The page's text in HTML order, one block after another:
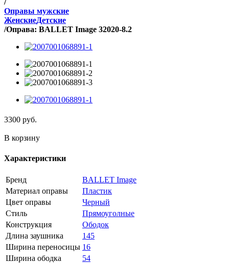
/
Оправы мужские
ЖенскиеДетские
/Оправа: BALLET Image 32020-8.2
3300 руб.
В корзину
Характеристики
Бренд
BALLET Image
Материал оправы
Пластик
Цвет оправы
Черный
Стиль
Прямоуголные
Конструкция
Ободок
Длина заушника
145
Ширина переносицы 16
Ширина ободка
54